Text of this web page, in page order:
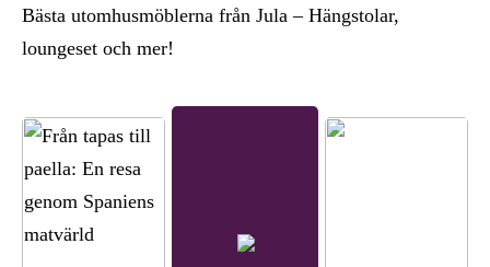
Bästa utomhusmöblerna från Jula – Hängstolar,
loungeset och mer!